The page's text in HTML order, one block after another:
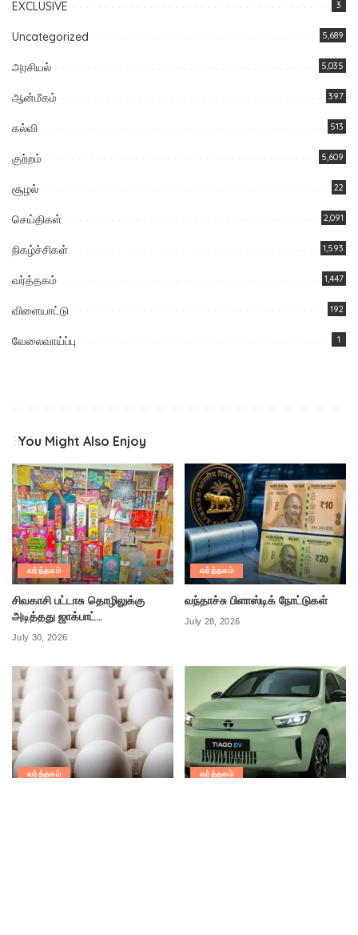
EXCLUSIVE 3
Uncategorized 5,689
அரசியல் 5,035
ஆன்மீகம் 397
கல்வி 513
குற்றம் 5,609
சூழல் 22
செய்திகள் 2,091
நிகழ்ச்சிகள் 1,593
வர்த்தகம் 1,447
விளையாட்டு 192
வேலைவாய்ப்பு 1
You Might Also Enjoy
வர்த்தகம்
சிவகாசி பட்டாசு தொழிலுக்கு
அடித்தது ஜாக்பாட்…
July 30, 2026
வர்த்தகம்
வந்தாச்சு பிளாஸ்டிக் நோட்டுகள்
July 28, 2026
வர்த்தகம் வர்த்தகம்